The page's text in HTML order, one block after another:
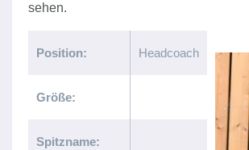
Position: Headcoach
Größe:
Spitzname: